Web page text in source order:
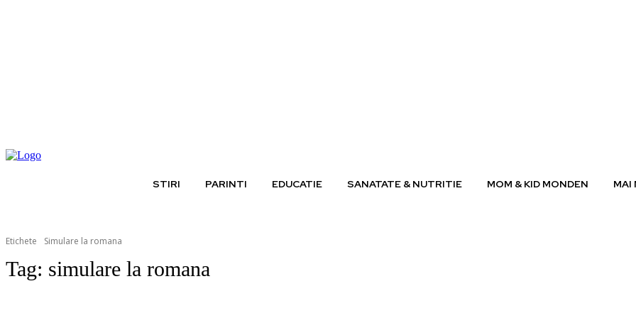
STIRI PARINTI EDUCATIE SANATATE & NUTRITIE MOM & KID MONDEN MAI
Etichete Simulare la romana
Tag: simulare la romana